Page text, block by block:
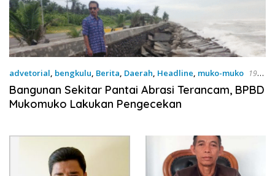
advetorial, bengkulu, Berita, Daerah, Headline, muko-muko 19
November 2025
Bangunan Sekitar Pantai Abrasi Terancam, BPBD
Mukomuko Lakukan Pengecekan